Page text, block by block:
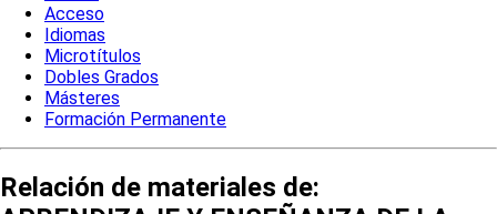
Acceso
Idiomas
Microtítulos
Dobles Grados
Másteres
Formación Permanente
Relación de materiales de: